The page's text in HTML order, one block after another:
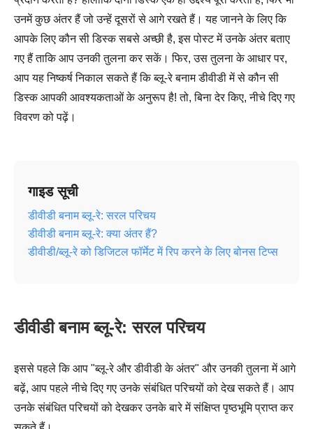
उनमें कुछ अंतर हैं जो उन्हें दूसरों से आगे रखते हैं। यह जानने के लिए कि
आपके लिए कौन सी डिस्क सबसे अच्छी है, इस पोस्ट में उनके अंतर बताए
गए हैं ताकि आप उनकी तुलना कर सकें। फिर, उस तुलना के आधार पर,
आप यह निष्कर्ष निकाल सकते हैं कि ब्लू-रे बनाम डीवीडी में से कौन सी
डिस्क आपकी आवश्यकताओं के अनुरूप है! तो, बिना देर किए, नीचे दिए गए
विवरण को पढ़ें।
गाइड सूची
डीवीडी बनाम ब्लू-रे: सरल परिचय
डीवीडी बनाम ब्लू-रे: क्या अंतर हैं?
डीवीडी/ब्लू-रे को डिजिटल फॉर्मेट में रिप करने के लिए बोनस टिप्स
डीवीडी बनाम ब्लू-रे: सरल परिचय
इससे पहले कि आप "ब्लू-रे और डीवीडी के अंतर" और उनकी तुलना में आगे
बढ़ें, आप पहले नीचे दिए गए उनके संबंधित परिचयों को देख सकते हैं। आप
उनके संबंधित परिचयों को देखकर उनके बारे में संक्षिप्त पृष्ठभूमि प्राप्त कर